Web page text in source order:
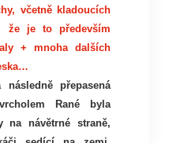
včetně kladoucích
že je to především
+ mnoha dalších
přepasená
Rané byla
na návětrné straně,